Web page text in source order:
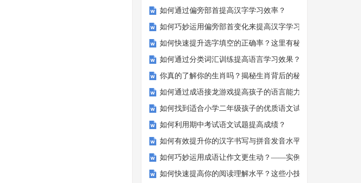
如何通过偏旁部首提高汉字学习效率？
如何巧妙运用偏旁部首变化来提高汉字学习效率？
如何快速提升选字填空的正确率？这里有秘诀！
如何通过分类词汇训练提高语言学习效果？
你真的了解你的生肖吗？揭秘生肖背后的秘密
如何通过成语接龙游戏提高孩子的语言能力？
如何找到适合小学二年级孩子的优质语文试卷？
如何利用期中考试语文试题提高成绩？
如何有效提升你的汉字书写与拼音发音水平？
如何巧妙运用成语让作文更生动？——实例解析与技巧分享
如何快速提高你的阅读理解水平？这些小技巧要知道！